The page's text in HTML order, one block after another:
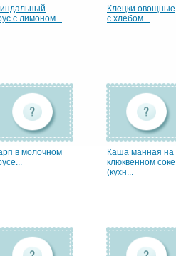
с лимоном...
Клецки овощные
с хлебом...
в молочном
Каша манная на
клюквенном
(кухн...